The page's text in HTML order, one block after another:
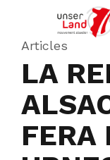
Articles
LA
FERA